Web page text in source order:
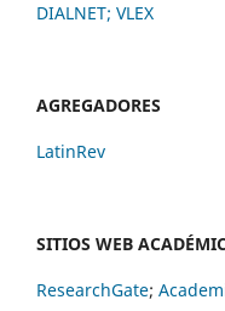
DIALNET; VLEX
AGREGADORES
LatinRev
SITIOS WEB
ResearchGate;